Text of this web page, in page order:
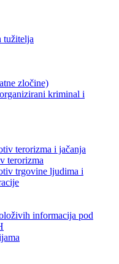
tužitelja
zločine)
kriminal i
terorizma i jačanja
terorizma
trgovine ljudima i
informacija pod